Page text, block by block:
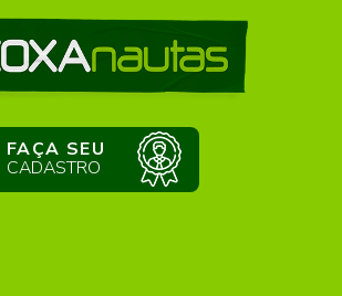
FAÇA SEU
CADASTRO